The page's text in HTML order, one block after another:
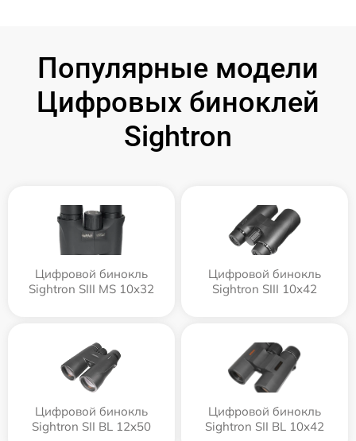
Популярные модели
Цифровых биноклей
Sightron
Цифровой бинокль
Sightron SIII MS 10x32
Цифровой бинокль
Sightron SIII 10x42
Цифровой бинокль
Sightron SII BL 12x50
Цифровой бинокль
Sightron SII BL 10x42